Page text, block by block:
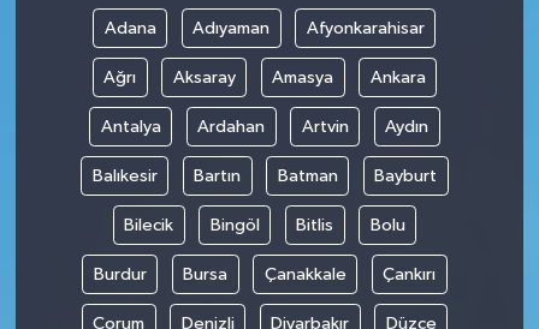
Adana Adıyaman Afyonkarahisar
Ağrı Aksaray Amasya Ankara
Antalya Ardahan Artvin Aydın
Balıkesir Bartın Batman Bayburt
Bilecik Bingöl Bitlis Bolu
Burdur Bursa Çanakkale Çankırı
Çorum Denizli Diyarbakır Düzce